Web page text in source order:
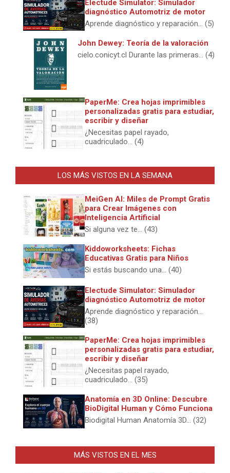
Electude Simulator: Simulador
diagnóstico Automotriz de motor
Aprende diagnóstico y reparación... (5)
John Dewey: Teoría de la valoración
cielo.conicyt.cl Durante las primeras... (4)
PaperMe: Crea hojas imprimibles
personalizadas gratis para estudiar,
escribir y diseñar
¿Necesitas papel rayado,
cuadriculado... (4)
LOS MÁS VISTOS EN LA SEMANA
MeiGen AI: Miles de Prompt Gratis
para Crear Imágenes con
Inteligencia Artificial
Si alguna vez te... (43)
Kiddoworksheets: Fichas
Educativas Gratis para Niños
Si estás buscando una... (40)
Electude Simulator: Simulador
diagnóstico Automotriz de motor
Aprende diagnóstico y reparación...
(38)
PaperMe: Crea hojas imprimibles
personalizadas gratis para estudiar,
escribir y diseñar
¿Necesitas papel rayado,
cuadriculado... (35)
Anatomía en 3D Online: Descubre
BioDigital Human y Cómo Funciona
Biodigital Human Anatomía 3D... (32)
MÁS VISTOS EN EL MES